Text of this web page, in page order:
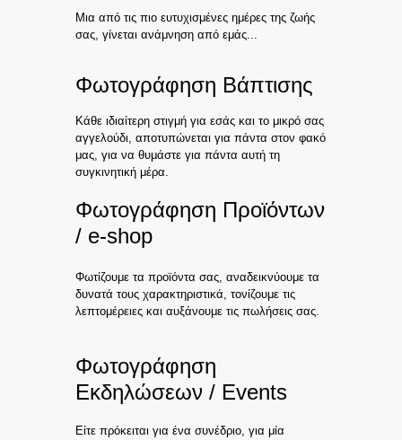
Μια από τις πιο ευτυχισμένες ημέρες της ζωής
σας, γίνεται ανάμνηση από εμάς...
Φωτογράφηση Βάπτισης
Κάθε ιδιαίτερη στιγμή για εσάς και το μικρό σας
αγγελούδι, αποτυπώνεται για πάντα στον φακό
μας, για να θυμάστε για πάντα αυτή τη
συγκινητική μέρα.
Φωτογράφηση Προϊόντων
/ e-shop
Φωτίζουμε τα προϊόντα σας, αναδεικνύουμε τα
δυνατά τους χαρακτηριστικά, τονίζουμε τις
λεπτομέρειες και αυξάνουμε τις πωλήσεις σας.
Φωτογράφηση
Εκδηλώσεων / Events
Είτε πρόκειται για ένα συνέδριο, για μία